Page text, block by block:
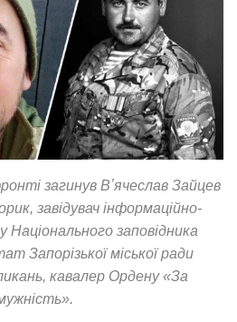
загинув Вʼячеслав Зайцев
завідувач інформаційно-
Національного заповідника
Запорізької міської ради
кавалер Ордену «За